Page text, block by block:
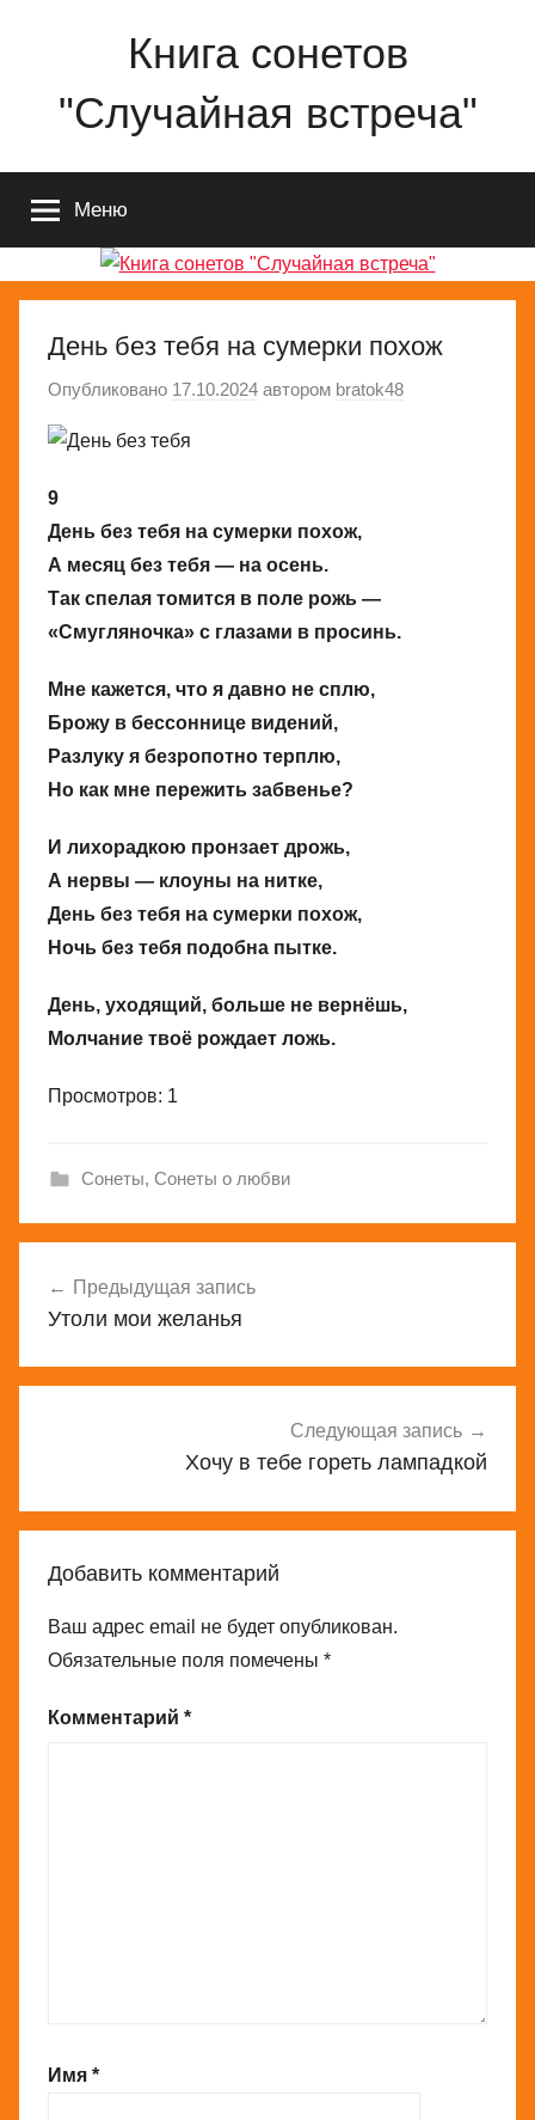
Книга сонетов
"Случайная встреча"
любви
и
Николая
Меню
День без тебя на сумерки похож
Опубликовано 17.10.2024 автором bratok48
9
День без тебя на сумерки похож,
А месяц без тебя — на осень.
Так спелая томится в поле рожь —
«Смугляночка» с глазами в просинь.
Мне кажется, что я давно не сплю,
Брожу в бессоннице видений,
Разлуку я безропотно терплю,
Но как мне пережить забвенье?
И лихорадкою пронзает дрожь,
А нервы — клоуны на нитке,
День без тебя на сумерки похож,
Ночь без тебя подобна пытке.
День, уходящий, больше не вернёшь,
Молчание твоё рождает ложь.
Просмотров: 1
Сонеты, Сонеты о любви
по
Предыдущая запись
Утоли мои желанья
Следующая запись
Хочу в тебе гореть лампадкой
Добавить комментарий
Ваш адрес email не будет опубликован.
Обязательные поля помечены *
Комментарий *
Имя *